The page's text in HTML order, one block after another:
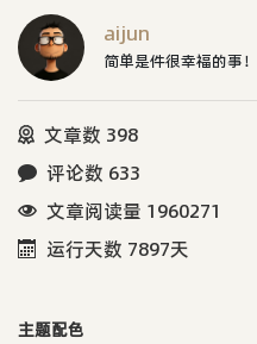
aijun
简单是件很幸福的事！
文章数 398
评论数 633
文章阅读量 1960271
运行天数 7897天
主题配色